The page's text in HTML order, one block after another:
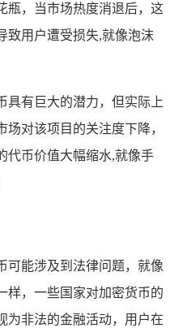
瓶，当市场热度消退后，这
致用户遭受损失,就像泡沫
具有巨大的潜力，但实际上
对该项目的关注度下降，
代币价值大幅缩水,就像手
可能涉及到法律问题，就像
样，一些国家对加密货币的
为非法的金融活动，用户在